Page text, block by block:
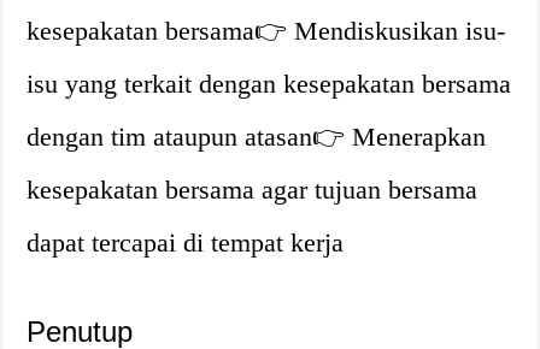
kesepakatan bersama👉 Mendiskusikan isu-
isu yang terkait dengan kesepakatan bersama
dengan tim ataupun atasan👉 Menerapkan
kesepakatan bersama agar tujuan bersama
dapat tercapai di tempat kerja
Penutup